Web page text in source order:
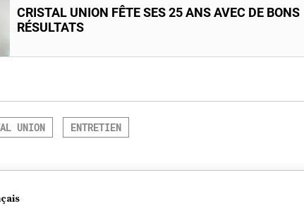
CRISTAL UNION FÊTE SES 25 ANS AVEC DE BONS
RÉSULTATS
UNION ENTRETIEN